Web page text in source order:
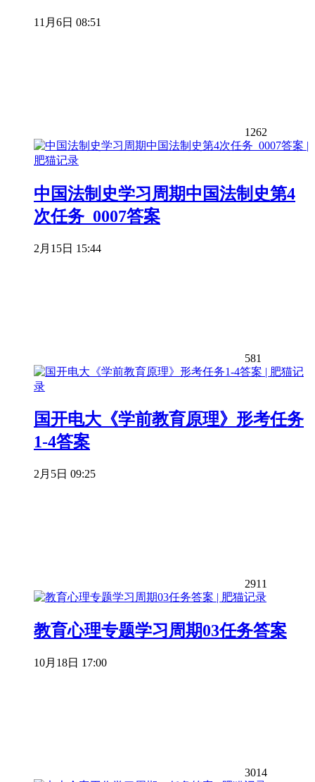
11月6日 08:51
1262
中国法制史学习周期中国法制史第4
次任务_0007答案
2月15日 15:44
581
国开电大《学前教育原理》形考任务
1-4答案
2月5日 09:25
2911
教育心理专题学习周期03任务答案
10月18日 17:00
3014